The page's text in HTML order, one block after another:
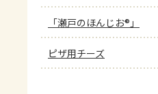
「瀬戸のほんじお®」
ピザ用チーズ